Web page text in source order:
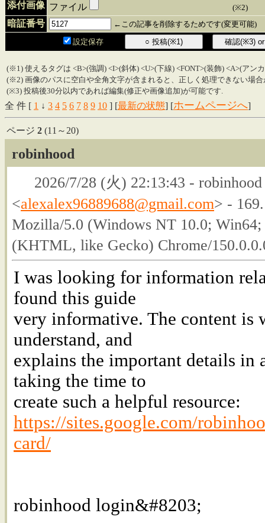
添付画像 ファイル (※2)
暗証番号
←この記事を削除するためです(変更可能)
設定保存
(※1) 使えるタグは <B>(強調) <I>(斜体) <U>(下線) <FONT>(装飾) <A>(アン
(※2) 画像のパスに空白や全角文字が含まれると、正しく処理できない場合
(※3) 投稿後30分以内であれば編集(修正や画像追加)が可能です.
全 件 [ 1 ↓ 3 4 5 6 7 8 9 10 ] [最新の状態] [ホームページへ]
ページ 2 (11～20)
robinhood
2026/7/28 (火) 22:13:43 -
<alexalex96889688@gmail.com> -
Mozilla/5.0 (Windows NT 10.0;
(KHTML, like Gecko) Chrome/
I was looking for information
found this guide
very informative. The content is
understand, and
explains the important details in
taking the time to
create such a helpful resource:
https://sites.google.com/
card/
robinhood login&#8203;